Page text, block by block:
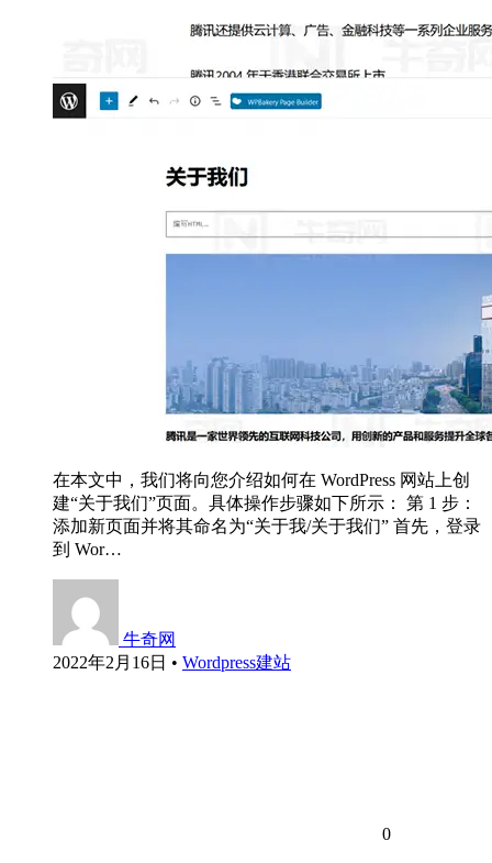
在本文中，我们将向您介绍如何在 WordPress 网站上创
建“关于我们”页面。具体操作步骤如下所示： 第 1 步：
添加新页面并将其命名为“关于我/关于我们” 首先，登录
到 Wor…
牛奇网
2022年2月16日 • Wordpress建站
0